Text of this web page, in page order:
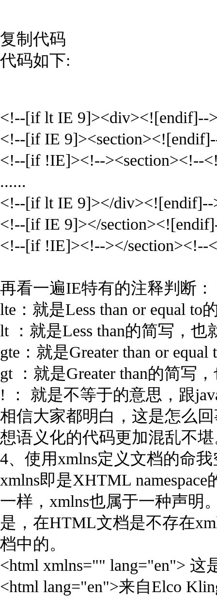
复制代码
代码如下:
<!--[if lt IE 9]><div><![endif]--
<!--[if IE
<!--[if !IE]><!--><section><!--
......
<!--[if lt IE 9]></div><![endif]--
<!--[if IE 9]></
<!--[if !IE]><!--></section><!--
再看一遍IE特有的注释判断：
lte：就是Less than or equal
lt ：就是Less than的简写，也
gte：就是Greater than or
gt ：就是Greater than的简写
! ： 就是不等于的意思，跟
相信大家都明白，这是怎么
想语义化的代码更加混乱不
4、使用xmlns定义文档的命
xmlns即是XHTML
一样，xmlns也属于一种声明
是，在HTML文档是不存在
档中的。
<html xmlns="" lang="en">
<html lang="en">来自Elco